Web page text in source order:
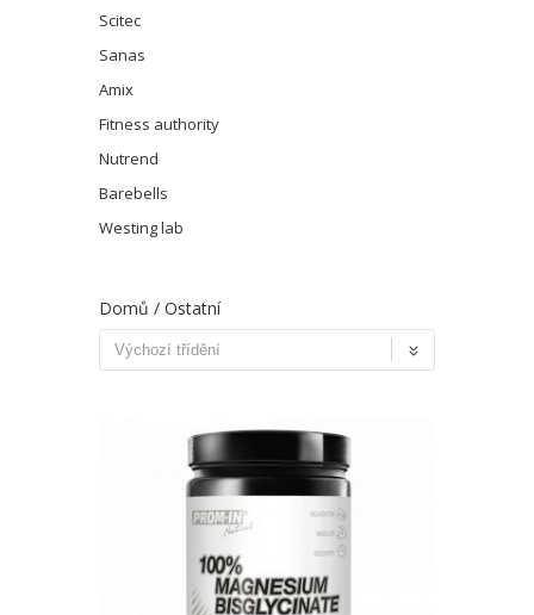
Scitec
Sanas
Amix
Fitness authority
Nutrend
Barebells
Westing lab
Domů / Ostatní